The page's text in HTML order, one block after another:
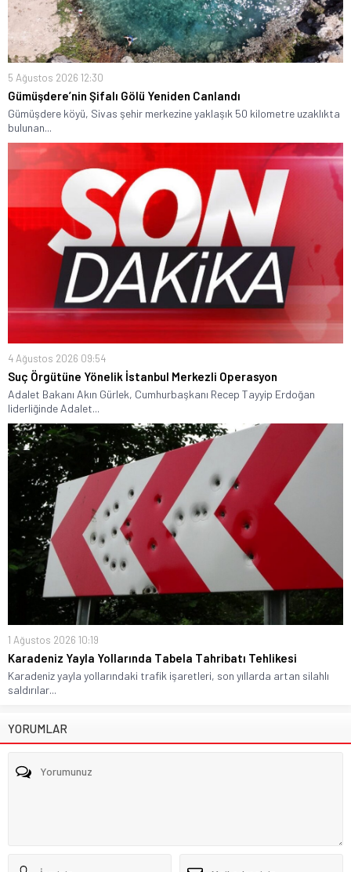
5 Ağustos 2026 12:30
Gümüşdere’nin Şifalı Gölü Yeniden Canlandı
Gümüşdere köyü, Sivas şehir merkezine yaklaşık 50 kilometre uzaklıkta
bulunan...
4 Ağustos 2026 09:54
Suç Örgütüne Yönelik İstanbul Merkezli Operasyon
Adalet Bakanı Akın Gürlek, Cumhurbaşkanı Recep Tayyip Erdoğan
liderliğinde Adalet...
1 Ağustos 2026 10:19
Karadeniz Yayla Yollarında Tabela Tahribatı Tehlikesi
Karadeniz yayla yollarındaki trafik işaretleri, son yıllarda artan silahlı
saldırılar...
YORUMLAR